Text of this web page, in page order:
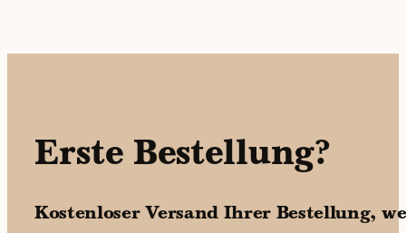
Erste Bestellung?
Kostenloser Versand Ihrer Bestellung,